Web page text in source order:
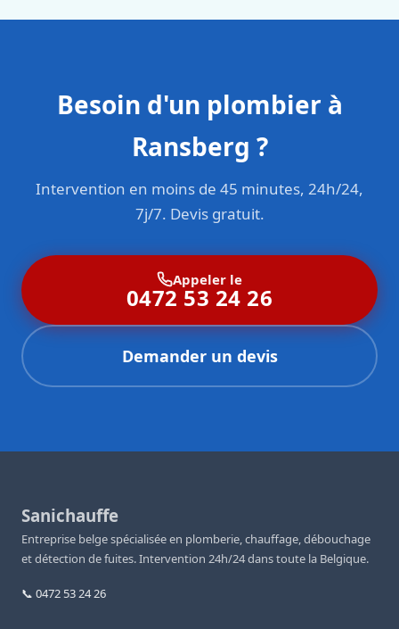
Besoin d'un plombier à
Ransberg ?
Intervention en moins de 45 minutes, 24h/24,
7j/7. Devis gratuit.
Appeler le
0472 53 24 26
Demander un devis
Sanichauffe
Entreprise belge spécialisée en plomberie, chauffage, débouchage
et détection de fuites. Intervention 24h/24 dans toute la Belgique.
📞 0472 53 24 26